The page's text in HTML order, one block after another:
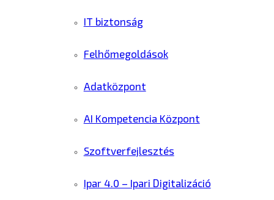
IT biztonság
Felhőmegoldások
Adatközpont
AI Kompetencia Központ
Szoftverfejlesztés
Ipar 4.0 – Ipari Digitalizáció